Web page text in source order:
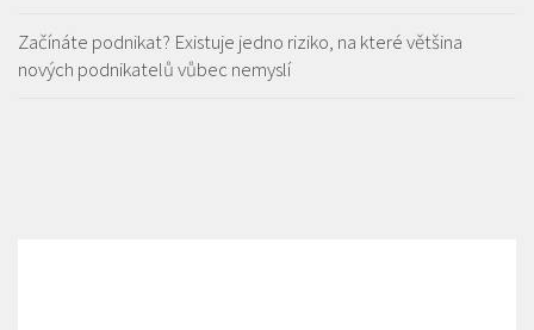
Začínáte podnikat? Existuje jedno riziko, na které většina
nových podnikatelů vůbec nemyslí